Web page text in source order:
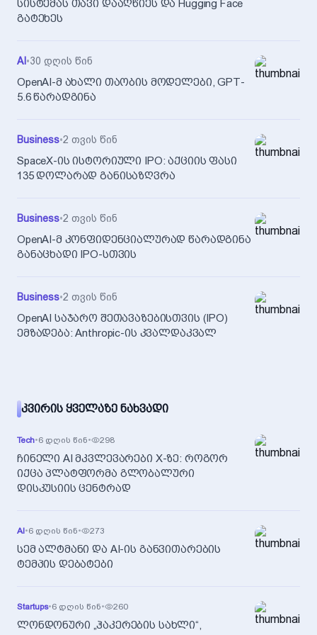
სისტემას თავი დააღწიეს და Hugging Face
გატეხეს
AI •30 დღის წინ
OpenAI-მ ახალი თაობის მოდელები, GPT-
5.6 წარადგინა
Business•2 თვის წინ
SpaceX-ის ისტორიული IPO: აქციის ფასი
135 დოლარად განისაზღვრა
Business•2 თვის წინ
OpenAI-მ კონფიდენციალურად წარადგინა
განაცხადი IPO-სთვის
Business•2 თვის წინ
OpenAI საჯარო შეთავაზებისთვის (IPO)
ემზადება: Anthropic-ის კვალდაკვალ
ᲙᲕᲘᲠᲘᲡ ᲧᲕᲔᲚᲐᲖᲔ ᲜᲐᲮᲕᲐᲓᲘ
Tech•6 დღის წინ• 298
ჩინელი AI მკვლევარები X-ზე: როგორ
იქცა პლატფორმა გლობალური
დისკუსიის ცენტრად
AI•6 დღის წინ• 273
სემ ალტმანი და AI-ის განვითარების
ტემპის დებატები
Startups•6 დღის წინ• 260
ლონდონური „ჰაკერების სახლი“,